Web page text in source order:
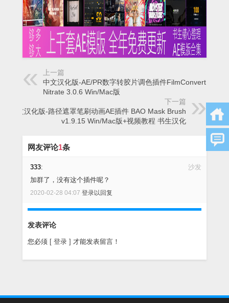
上一篇
中文汉化版-AE/PR数字转胶片调色插件FilmConvert
Nitrate 3.0.6 Win/Mac版
下一篇
中文汉化版-路径遮罩笔刷动画AE插件 BAO Mask Brush
v1.9.15 Win/Mac版+视频教程 书生汉化
网友评论1条
沙发
333:
加群了，没有这个插件呢？
2020-02-28 04:07 登录以回复
发表评论
您必须 [ 登录 ] 才能发表留言！